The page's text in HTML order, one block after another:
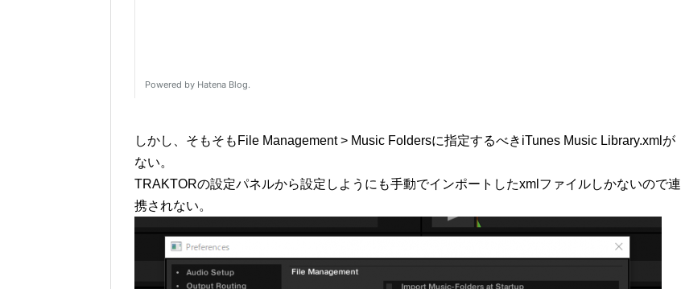
しかし、そもそもFile Management > Music Foldersに指定するべきiTunes Music Library.xmlが
ない。
TRAKTORの設定パネルから設定しようにも手動でインポートしたxmlファイルしかないので連
携されない。